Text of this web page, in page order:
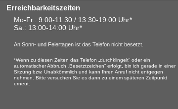
Erreichbarkeitszeiten
Mo-Fr.: 9:00-11:30 / 13:30-19:00 Uhr*
Sa. : 13:00-14:00 Uhr*
An Sonn- und Feiertagen ist das Telefon nicht besetzt.
*Wenn zu diesen Zeiten das Telefon „durchklingelt“ oder ein
automatischer Abbruch „Besetztzeichen“ erfolgt, bin ich gerade in einer
Sitzung bzw. Unabkömmlich und kann Ihren Anruf nicht entgegen
nehmen. Bitte versuchen Sie es dann zu einem späteren Zeitpunkt
erneut.